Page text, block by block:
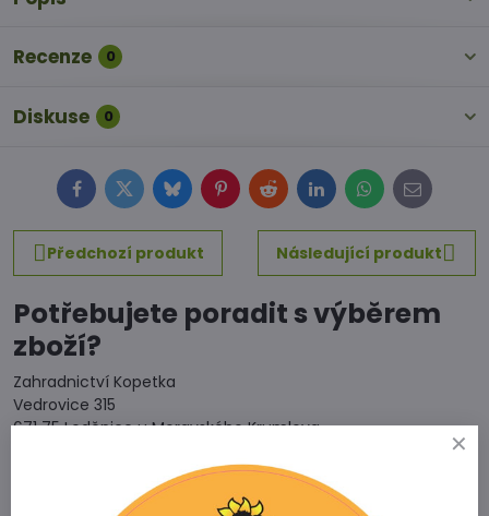
Recenze 0
Diskuse 0
FacebookTwitterBlueskyPinterestRedditLinkedInWhatsApp
E-
mail
Předchozí produkt
Následující produkt
Potřebujete poradit s výběrem
zboží?
Zahradnictví Kopetka
Vedrovice 315
671 75 Loděnice u Moravského Krumlova
+420 731 103 985